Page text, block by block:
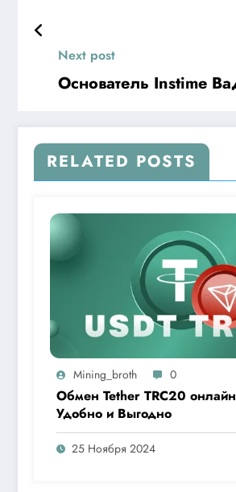
Next post
Основатель Instime
RELATED POSTS
Mining_broth 0
Обмен Tether TRC20
Удобно и Выгодно
25 Ноября 2024